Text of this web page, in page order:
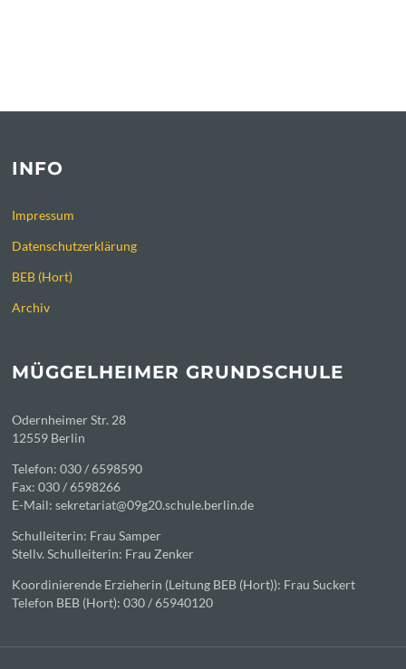
INFO
Impressum
Datenschutzerklärung
BEB (Hort)
Archiv
MÜGGELHEIMER GRUNDSCHULE
Odernheimer Str. 28
12559 Berlin
Telefon: 030 / 6598590
Fax: 030 / 6598266
E-Mail: sekretariat@09g20.schule.berlin.de
Schulleiterin: Frau Samper
Stellv. Schulleiterin: Frau Zenker
Koordinierende Erzieherin (Leitung BEB (Hort)): Frau Suckert
Telefon BEB (Hort): 030 / 65940120